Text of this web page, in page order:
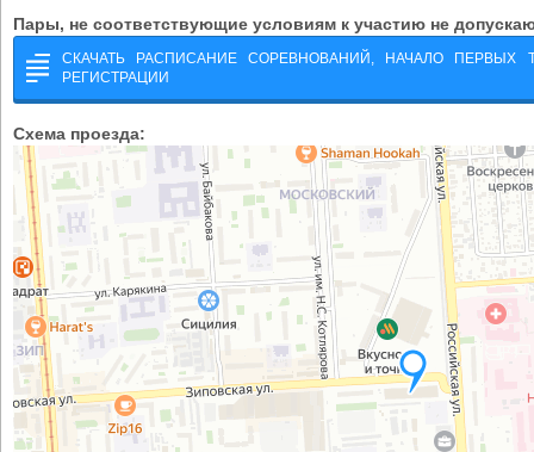
Пары, не соответствующие условиям к участию не
СКАЧАТЬ РАСПИСАНИЕ СОРЕВНОВАНИЙ, НАЧАЛО ПЕРВЫХ
РЕГИСТРАЦИИ
Схема проезда: